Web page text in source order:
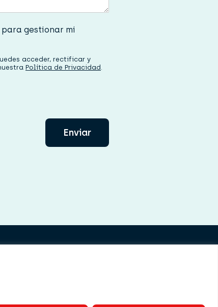
gestionar mi
acceder, rectificar y
Política de Privacidad
Enviar